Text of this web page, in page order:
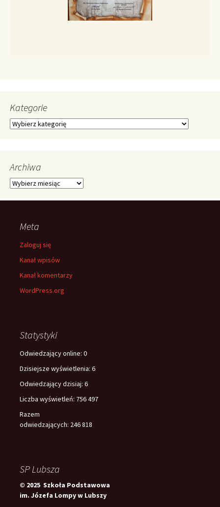
Kategorie
Kategorie
Archiwa
Archiwa
Meta
Zaloguj się
Kanał wpisów
Kanał komentarzy
WordPress.org
Statystyki
Odwiedzający online: 0
Dzisiejsze wyświetlenia: 6
Odwiedzający dzisiaj: 6
Liczba wyświetleń: 756 497
Razem
odwiedzających: 246 818
SP Lubsza
© 2025 Szkoła Podstawowa
im. Józefa Lompy w Lubszy